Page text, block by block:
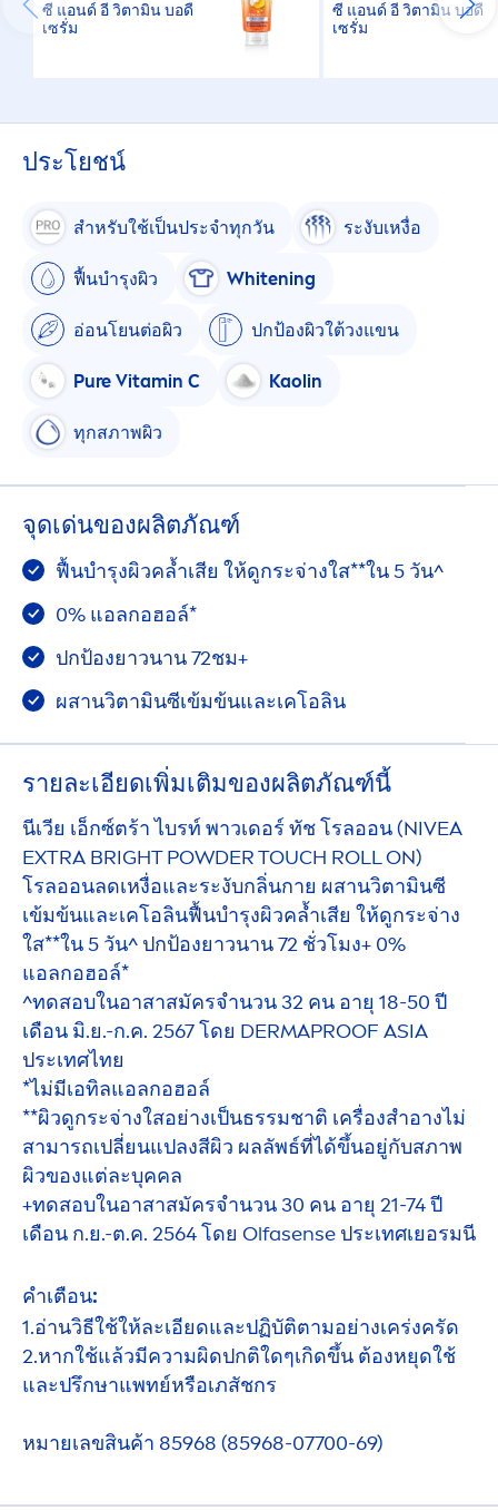
ซี แอนด์ อี วิตามิน บอดี้
เซรั่ม
ซี แอนด์ อี วิตามิน บอดี้
เซรั่ม
ประโยชน์
สำหรับใช้เป็นประจำทุกวัน ระงับเหงื่อ
ฟื้นบำรุงผิว Whitening
อ่อนโยนต่อผิว ปกป้องผิวใต้วงแขน
Pure Vitamin C Kaolin
ทุกสภาพผิว
จุดเด่นของผลิตภัณฑ์
ฟื้นบำรุงผิวคล้ำเสีย ให้ดูกระจ่างใส**ใน 5 วัน^
0% แอลกอฮอล์*
ปกป้องยาวนาน 72ชม+
ผสานวิตามินซีเข้มข้นและเคโอลิน
รายละเอียดเพิ่มเติมของผลิตภัณฑ์นี้
นีเวีย เอ็กซ์ตร้า ไบรท์ พาวเดอร์ ทัช โรลออน (NIVEA
EXTRA BRIGHT POWDER TOUCH ROLL ON)
โรลออนลดเหงื่อและระงับกลิ่นกาย ผสานวิตามินซี
เข้มข้นและเคโอลินฟื้นบำรุงผิวคล้ำเสีย ให้ดูกระจ่าง
ใส**ใน 5 วัน^ ปกป้องยาวนาน 72 ชั่วโมง+ 0%
แอลกอฮอล์*
^ทดสอบในอาสาสมัครจำนวน 32 คน อายุ 18-50 ปี
เดือน มิ.ย.-ก.ค. 2567 โดย DERMAPROOF ASIA
ประเทศไทย
*ไม่มีเอทิลแอลกอฮอล์
**ผิวดูกระจ่างใสอย่างเป็นธรรมชาติ เครื่องสำอางไม่
สามารถเปลี่ยนแปลงสีผิว ผลลัพธ์ที่ได้ขึ้นอยู่กับสภาพ
ผิวของแต่ละบุคคล
+ทดสอบในอาสาสมัครจำนวน 30 คน อายุ 21-74 ปี
เดือน ก.ย.-ต.ค. 2564 โดย Olfasense ประเทศเยอรมนี
คำเตือน:
1.อ่านวิธีใช้ให้ละเอียดและปฏิบัติตามอย่างเคร่งครัด
2.หากใช้แล้วมีความผิดปกติใดๆเกิดขึ้น ต้องหยุดใช้
และปรึกษาแพทย์หรือเภสัชกร
หมายเลขสินค้า 85968 (85968-07700-69)